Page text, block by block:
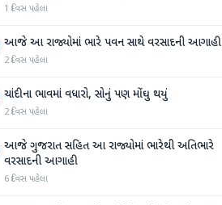
1 દિવસ પહેલા
આજે આ રાજ્યોમાં ભારે પવન સાથે વરસાદની આગાહી
2 દિવસ પહેલા
ચાંદીના ભાવમાં વધારો, સોનું પણ મોંઘુ થયું
2 દિવસ પહેલા
આજે ગુજરાત સહિત આ રાજ્યોમાં ભારેથી અતિભારે
વરસાદની આગાહી
6 દિવસ પહેલા